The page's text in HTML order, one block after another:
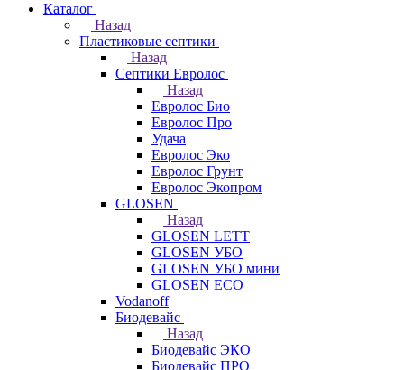
Каталог
Назад
Пластиковые септики
Назад
Септики Евролос
Назад
Евролос Био
Евролос Про
Удача
Евролос Эко
Евролос Грунт
Евролос Экопром
GLOSEN
Назад
GLOSEN LETT
GLOSEN УБО
GLOSEN УБО мини
GLOSEN ECO
Vodanoff
Биодевайс
Назад
Биодевайс ЭКО
Биодевайс ПРО